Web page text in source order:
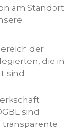
am Standort
der
die in
sind
sind
transparente